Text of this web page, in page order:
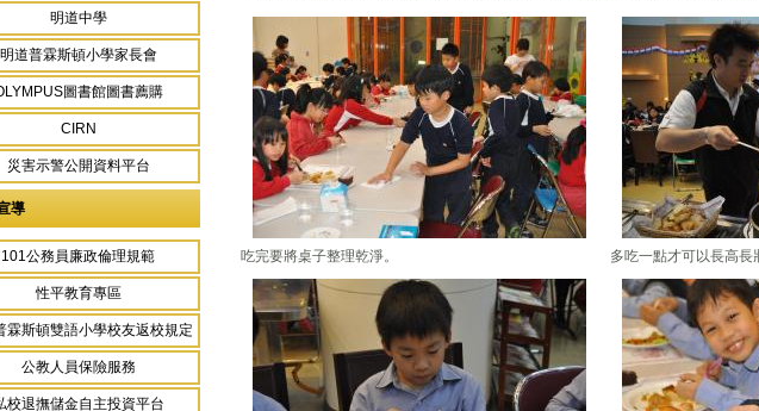
明道中學
明道普霖斯頓小學家長會
圖書館圖書薦購
CIRN
災害示警公開資料平台
導
101公務員廉政倫理規範
性平教育專區
霖斯頓雙語小學校友返校規定
公教人員保險服務
校退撫儲金自主投資平台
吃完要將桌子整理乾淨。 多吃一點才可以長高長